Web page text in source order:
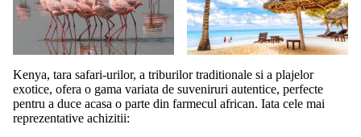
Kenya, tara safari-urilor, a triburilor traditionale si a plajelor
exotice, ofera o gama variata de suveniruri autentice, perfecte
pentru a duce acasa o parte din farmecul african. Iata cele mai
reprezentative achizitii: